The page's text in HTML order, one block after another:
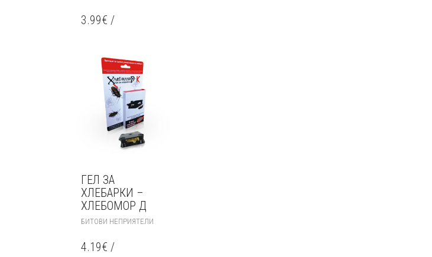
3.99€ /
ГЕЛ ЗА
ХЛЕБАРКИ –
ХЛЕБОМОР Д
БИТОВИ НЕПРИЯТЕЛИ
4.19€ /